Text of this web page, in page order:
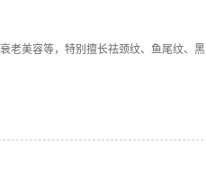
老美容等，特别擅长祛颈纹、鱼尾纹、黑